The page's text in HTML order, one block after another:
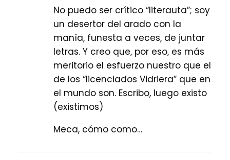
No puedo ser crítico “literauta”; soy
un desertor del arado con la
manía, funesta a veces, de juntar
letras. Y creo que, por eso, es más
meritorio el esfuerzo nuestro que el
de los “licenciados Vidriera” que en
el mundo son. Escribo, luego existo
(existimos)
Meca, cómo como…